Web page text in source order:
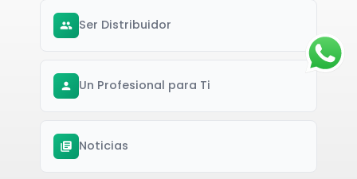
Ser Distribuidor
Un Profesional para Ti
Noticias